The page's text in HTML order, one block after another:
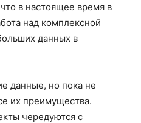
в настоящее время в
над комплексной
данных в
данные, но пока не
их преимущества.
чередуются с